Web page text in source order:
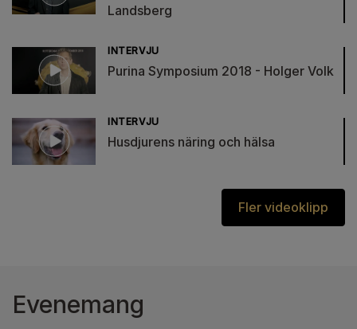
Landsberg
INTERVJU
Purina Symposium 2018 - Holger Volk
INTERVJU
Husdjurens näring och hälsa
Fler videoklipp
Evenemang